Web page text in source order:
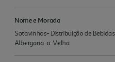
Nome e Morada
Sotavinhos- Distribuição de
Albergaria-a-Velha